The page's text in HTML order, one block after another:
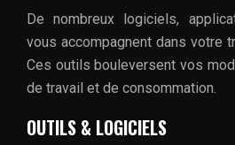
De nombreux logiciels,
vous accompagnent dans votre
Ces outils bouleversent vos
de travail et de consommation.
OUTILS & LOGICIELS